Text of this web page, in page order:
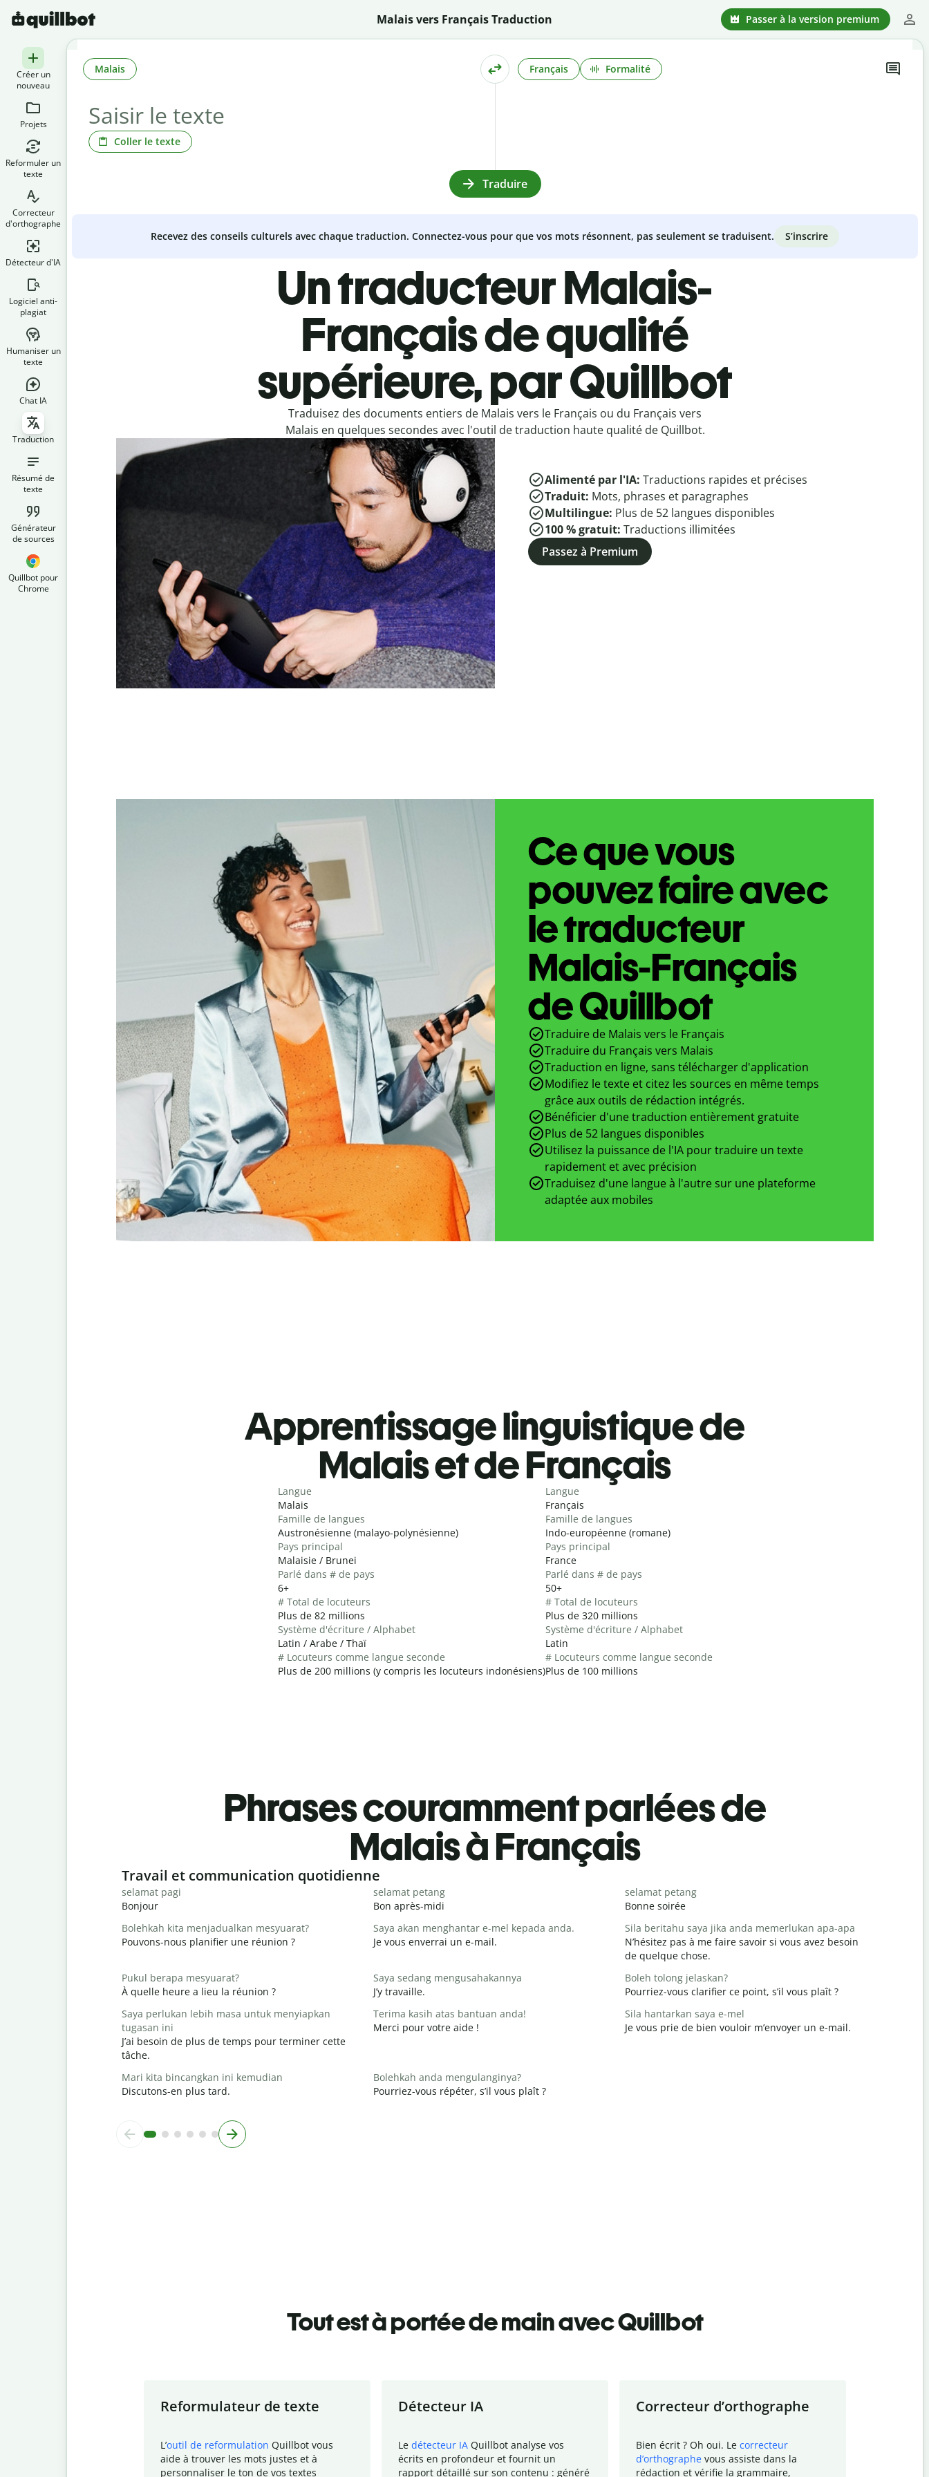
Malais vers Français Traduction Passer à la version premium
Créer un
nouveau
Projets
Reformuler un
texte
Correcteur
d'orthographe
Détecteur d'IA
Logiciel anti-
plagiat
Humaniser un
texte
Chat IA
Traduction
Résumé de
texte
Générateur
de sources
Quillbot pour
Chrome
Coller le texte
Malais Français Formalité
Traduire
Recevez des conseils culturels avec chaque traduction. Connectez-vous pour que vos mots résonnent, pas seulement se traduisent. S’inscrire
Un traducteur Malais-
Français de qualité
supérieure, par Quillbot
Traduisez des documents entiers de Malais vers le Français ou du Français vers
Malais en quelques secondes avec l'outil de traduction haute qualité de Quillbot.
Alimenté par l'IA: Traductions rapides et précises
Traduit: Mots, phrases et paragraphes
Multilingue: Plus de 52 langues disponibles
100 % gratuit: Traductions illimitées
Passez à Premium
Ce que vous
pouvez faire avec
le traducteur
Malais-Français
de Quillbot
Traduire de Malais vers le Français
Traduire du Français vers Malais
Traduction en ligne, sans télécharger d'application
Modifiez le texte et citez les sources en même temps
grâce aux outils de rédaction intégrés.
Bénéficier d'une traduction entièrement gratuite
Plus de 52 langues disponibles
Utilisez la puissance de l'IA pour traduire un texte
rapidement et avec précision
Traduisez d'une langue à l'autre sur une plateforme
adaptée aux mobiles
Apprentissage linguistique de
Malais et de Français
Langue
Malais
Famille de langues
Austronésienne (malayo-polynésienne)
Pays principal
Malaisie / Brunei
Parlé dans # de pays
6+
# Total de locuteurs
Plus de 82 millions
Système d'écriture / Alphabet
Latin / Arabe / Thaï
# Locuteurs comme langue seconde
Plus de 200 millions (y compris les locuteurs indonésiens)
Langue
Français
Famille de langues
Indo-européenne (romane)
Pays principal
France
Parlé dans # de pays
50+
# Total de locuteurs
Plus de 320 millions
Système d'écriture / Alphabet
Latin
# Locuteurs comme langue seconde
Plus de 100 millions
Phrases couramment parlées de
Malais à Français
Slide 1 of 6
Travail et communication quotidienne
selamat pagi
Bonjour
selamat petang
Bon après-midi
selamat petang
Bonne soirée
Bolehkah kita menjadualkan mesyuarat?
Pouvons-nous planifier une réunion ?
Saya akan menghantar e-mel kepada anda.
Je vous enverrai un e-mail.
Sila beritahu saya jika anda memerlukan apa-apa
N’hésitez pas à me faire savoir si vous avez besoin
de quelque chose.
Pukul berapa mesyuarat?
À quelle heure a lieu la réunion ?
Saya sedang mengusahakannya
J’y travaille.
Boleh tolong jelaskan?
Pourriez-vous clarifier ce point, s’il vous plaît ?
Saya perlukan lebih masa untuk menyiapkan
tugasan ini
J’ai besoin de plus de temps pour terminer cette
tâche.
Terima kasih atas bantuan anda!
Merci pour votre aide !
Sila hantarkan saya e-mel
Je vous prie de bien vouloir m’envoyer un e-mail.
Mari kita bincangkan ini kemudian
Discutons-en plus tard.
Bolehkah anda mengulanginya?
Pourriez-vous répéter, s’il vous plaît ?
Tout est à portée de main avec Quillbot
Reformulateur de texte
L ’outil de reformulation Quillbot vous
aide à trouver les mots justes et à
personnaliser le ton de vos textes
Détecteur IA
Le détecteur IA Quillbot analyse vos
écrits en profondeur et fournit un
rapport détaillé sur son contenu : généré
Correcteur d’orthographe
Bien écrit ? Oh oui. Le correcteur
d’orthographe vous assiste dans la
rédaction et vérifie la grammaire,